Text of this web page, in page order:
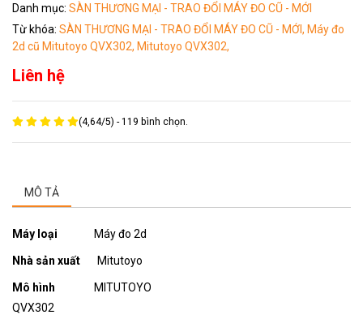
Danh mục: SÀN THƯƠNG MẠI - TRAO ĐỔI MÁY ĐO CŨ - MỚI
Từ khóa: SÀN THƯƠNG MẠI - TRAO ĐỔI MÁY ĐO CŨ - MỚI, Máy đo
2d cũ Mitutoyo QVX302, Mitutoyo QVX302,
Liên hệ
(4,64/5) -119 bình chọn.
MÔ TẢ
Máy loại Máy đo 2d
Nhà sản xuất Mitutoyo
Mô hình
MITUTOYO
QVX302